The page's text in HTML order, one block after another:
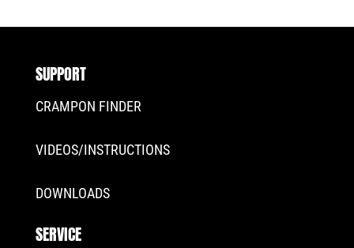
SUPPORT
CRAMPON FINDER
VIDEOS/INSTRUCTIONS
DOWNLOADS
SERVICE